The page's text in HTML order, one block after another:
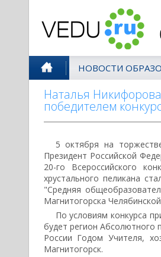
НОВОСТИ
Наталья
победителем
5 октября на
Президент Российской
20-го Всероссийского
хрустального пеликана
"Средняя
Магнитогорска
По условиям конкурса
будет регион Абсолютного
России Годом Учителя,
Магнитогорск.